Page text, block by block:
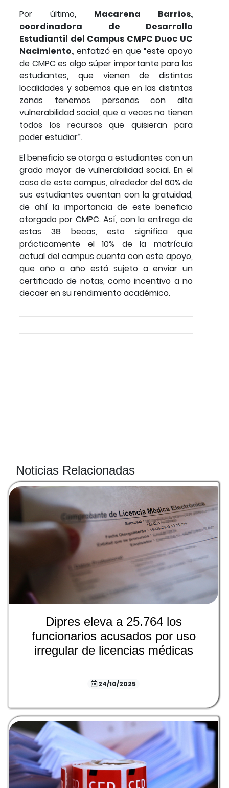
Por último, Macarena Barrios,
coordinadora de Desarrollo
Estudiantil del Campus CMPC Duoc UC
Nacimiento, enfatizó en que “este apoyo
de CMPC es algo súper importante para los
estudiantes, que vienen de distintas
localidades y sabemos que en las distintas
zonas tenemos personas con alta
vulnerabilidad social, que a veces no tienen
todos los recursos que quisieran para
poder estudiar”.
El beneficio se otorga a estudiantes con un
grado mayor de vulnerabilidad social. En el
caso de este campus, alrededor del 60% de
sus estudiantes cuentan con la gratuidad,
de ahí la importancia de este beneficio
otorgado por CMPC. Así, con la entrega de
estas 38 becas, esto significa que
prácticamente el 10% de la matrícula
actual del campus cuenta con este apoyo,
que año a año está sujeto a enviar un
certificado de notas, como incentivo a no
decaer en su rendimiento académico.
Noticias Relacionadas
Dipres eleva a 25.764 los
funcionarios acusados por uso
irregular de licencias médicas
24/10/2025